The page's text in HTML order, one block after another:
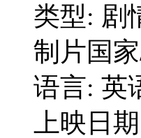
类型: 剧
制片国
语言: 英
上映日